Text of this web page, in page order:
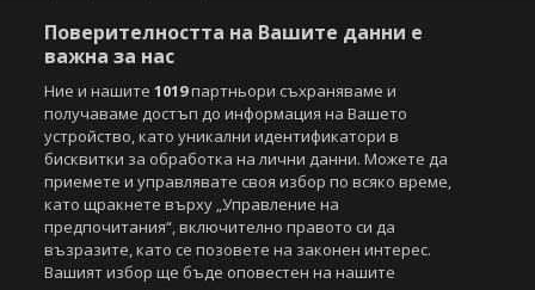
Свали БЕЗПЛАТНОТОприложение за:
Powered by:
Поверителността на Вашите данни е
важна за нас
Ние и нашите1019партньори съхраняваме и
получаваме достъп до информация на Вашето
устройство, като уникални идентификатори в
бисквитки за обработка на лични данни. Можете да
приемете и управлявате своя избор по всяко време,
като щракнете върху „Управление на
предпочитания“, включително правото си да
възразите, като се позовете на законен интерес.
Вашият избор ще бъде оповестен на нашите